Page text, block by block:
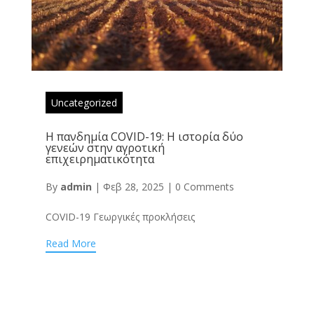
Uncategorized
Η πανδημία COVID-19: Η ιστορία δύο
γενεών στην αγροτική
επιχειρηματικότητα
By admin | Φεβ 28, 2025 | 0 Comments
COVID-19 Γεωργικές προκλήσεις
Read More